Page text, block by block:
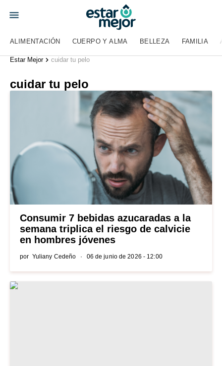
ALIMENTACIÓN CUERPO Y ALMA BELLEZA FAMILIA
Estar Mejor cuidar tu pelo
cuidar tu pelo
Consumir 7 bebidas azucaradas a la
semana triplica el riesgo de calvicie
en hombres jóvenes
por Yuliany Cedeño 06 de junio de 2026 - 12:00